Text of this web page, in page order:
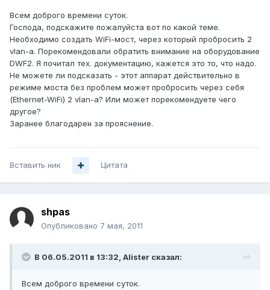
Всем доброго времени суток.
Господа, подскажите пожалуйста вот по какой теме.
Необходимо создать WiFi-мост, через который пробросить 2
vlan-a. Порекомендовали обратить внимание на оборудование
DWF2. Я почитал тех. документацию, кажется это то, что надо.
Не можете ли подсказать - этот аппарат действительно в
режиме моста без проблем может пробросить через себя
(Ethernet-WiFi) 2 vlan-a? Или может порекомендуете чего
другое?
Заранее благодарен за прояснение.
Вставить ник Цитата
shpas
Опубликовано 7 мая, 2011
В 06.05.2011 в 13:32, Alister сказал:
Всем доброго времени суток.